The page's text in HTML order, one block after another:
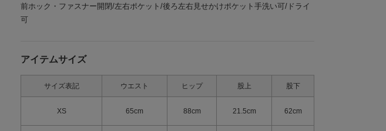
前ホック・ファスナー開閉/左右ポケット/後ろ左右見せかけポケット手洗い可/ドライ
可
アイテムサイズ
サイズ表記 ウエスト ヒップ 股上 股下
XS 65cm 88cm 21.5cm 62cm